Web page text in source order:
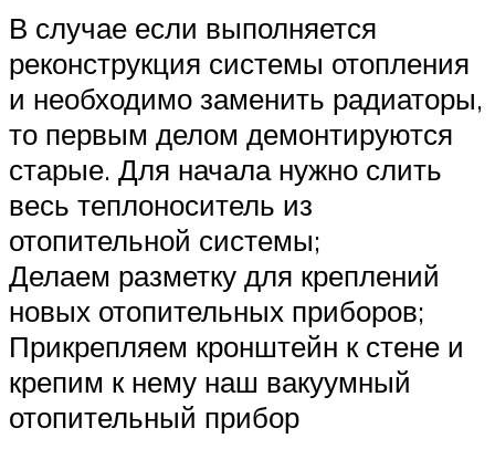
В случае если выполняется
реконструкция системы отопления
и необходимо заменить радиаторы,
то первым делом демонтируются
старые. Для начала нужно слить
весь теплоноситель из
отопительной системы;
Делаем разметку для креплений
новых отопительных приборов;
Прикрепляем кронштейн к стене и
крепим к нему наш вакуумный
отопительный прибор